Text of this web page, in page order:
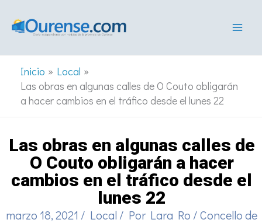
Inicio
Local
Las obras en algunas calles de O Couto obligarán
a hacer cambios en el tráfico desde el lunes 22
Las obras en algunas calles de
O Couto obligarán a hacer
cambios en el tráfico desde el
lunes 22
marzo 18, 2021 / Local / Por Lara Ro /Concello de